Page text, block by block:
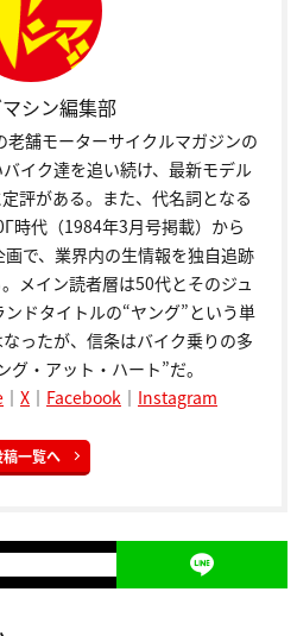
シン編集部
舗モーターサイクルマガジンの
イク達を追い続け、最新モデル
評がある。また、代名詞となる
時代（1984年3月号掲載）から
で、業界内の生情報を独自追跡
メイン読者層は50代とそのジュ
ドタイトルの“ヤング”という単
ったが、信条はバイク乗りの多
・アット・ハート”だ。
｜ X ｜ Facebook ｜ Instagram
稿一覧へ